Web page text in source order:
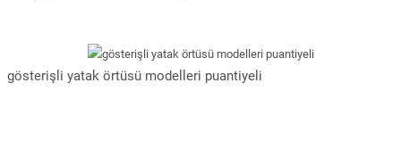
gösterişli yatak örtüsü modelleri puantiyeli